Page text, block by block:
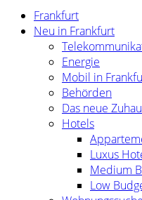
Frankfurt
Neu in Frankfurt
Energie
Mobil in
Behörden
Das neue
Hotels
Luxus
Medium
Low